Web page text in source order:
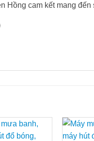
Hồng cam kết mang